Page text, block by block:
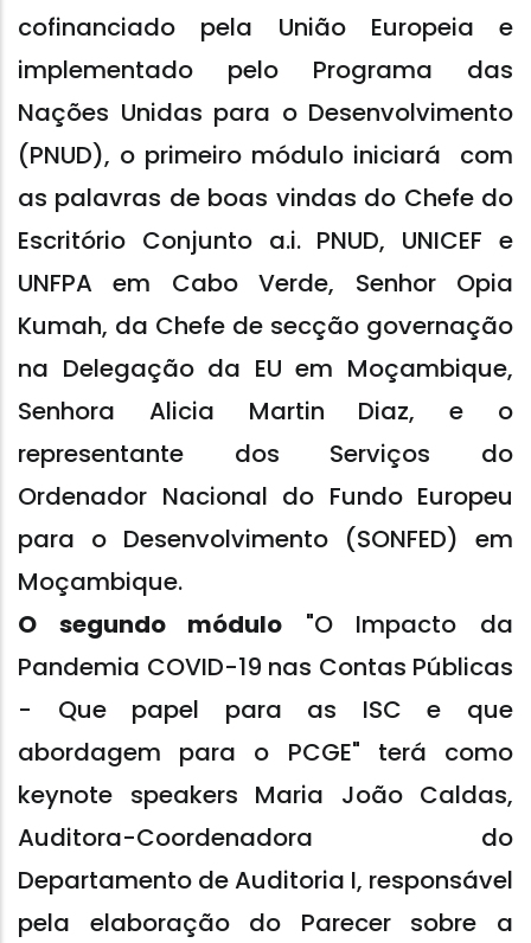
cofinanciado pela União Europeia e
implementado pelo Programa das
Nações Unidas para o Desenvolvimento
(PNUD), o primeiro módulo iniciará com
as palavras de boas vindas do Chefe do
Escritório Conjunto a.i. PNUD, UNICEF e
UNFPA em Cabo Verde, Senhor Opia
Kumah, da Chefe de secção governação
na Delegação da EU em Moçambique,
Senhora Alicia Martin Diaz, e o
representante dos Serviços do
Ordenador Nacional do Fundo Europeu
para o Desenvolvimento (SONFED) em
Moçambique.
O segundo módulo "O Impacto da
Pandemia COVID-19 nas Contas Públicas
- Que papel para as ISC e que
abordagem para o PCGE" terá como
keynote speakers Maria João Caldas,
Auditora-Coordenadora do
Departamento de Auditoria I, responsável
pela elaboração do Parecer sobre a